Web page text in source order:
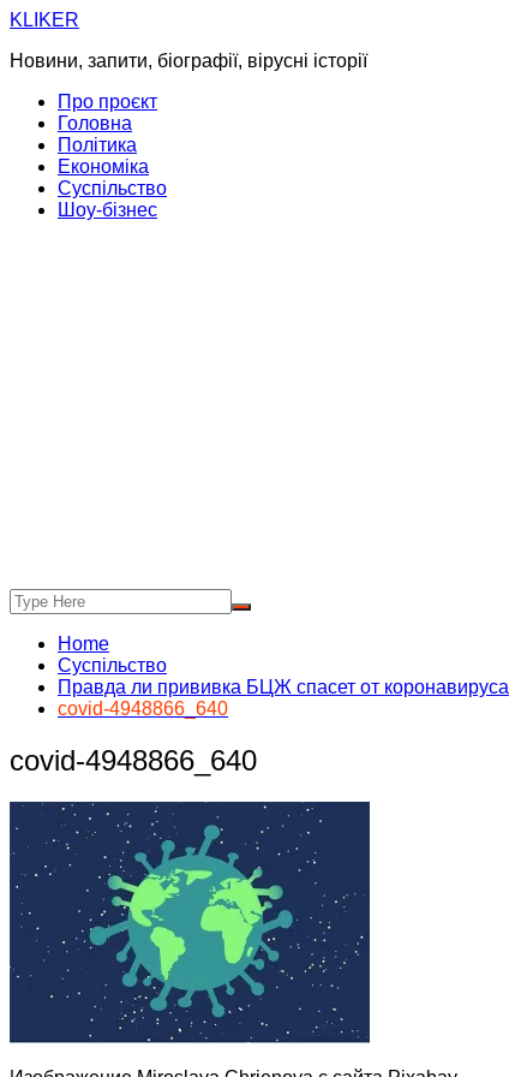
Skip
content
KLIKER
Новини, запити, біографії, вірусні історії
Про проєкт
Головна
Політика
Економіка
Суспільство
Шоу-бізнес
Home
Суспільство
Правда ли прививка БЦЖ спасет от коронавируса
covid-4948866_640
covid-4948866_640